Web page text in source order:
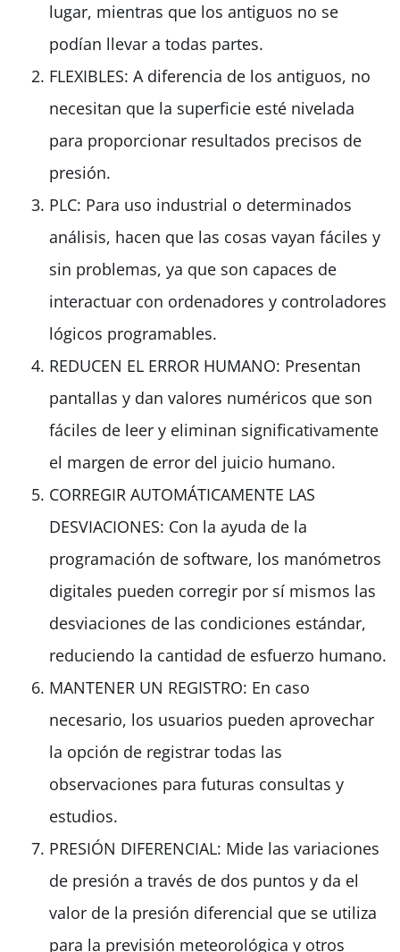
lugar, mientras que los antiguos no se
podían llevar a todas partes.
FLEXIBLES: A diferencia de los antiguos, no
necesitan que la superficie esté nivelada
para proporcionar resultados precisos de
presión.
PLC: Para uso industrial o determinados
análisis, hacen que las cosas vayan fáciles y
sin problemas, ya que son capaces de
interactuar con ordenadores y controladores
lógicos programables.
REDUCEN EL ERROR HUMANO: Presentan
pantallas y dan valores numéricos que son
fáciles de leer y eliminan significativamente
el margen de error del juicio humano.
CORREGIR AUTOMÁTICAMENTE LAS
DESVIACIONES: Con la ayuda de la
programación de software, los manómetros
digitales pueden corregir por sí mismos las
desviaciones de las condiciones estándar,
reduciendo la cantidad de esfuerzo humano.
MANTENER UN REGISTRO: En caso
necesario, los usuarios pueden aprovechar
la opción de registrar todas las
observaciones para futuras consultas y
estudios.
PRESIÓN DIFERENCIAL: Mide las variaciones
de presión a través de dos puntos y da el
valor de la presión diferencial que se utiliza
para la previsión meteorológica y otros